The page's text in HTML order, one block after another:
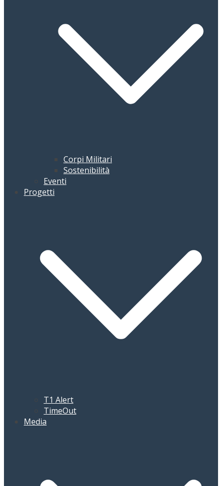
Corpi Militari
Sostenibilità
Eventi
Progetti
T1 Alert
TimeOut
Media